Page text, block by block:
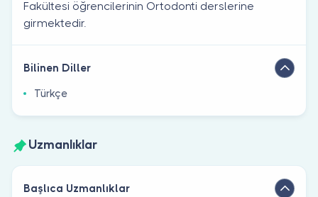
Fakültesi öğrencilerinin Ortodonti derslerine
girmektedir.
Bilinen Diller
Türkçe
Uzmanlıklar
Başlıca Uzmanlıklar